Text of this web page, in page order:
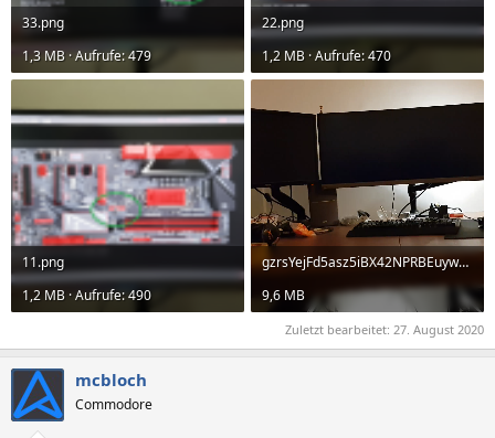
33.png
1,3 MB · Aufrufe: 479
22.png
1,2 MB · Aufrufe: 470
11.png
1,2 MB · Aufrufe: 490
gzrsYejFd5asz5iBX42NPRBEuywvgWKx6ncPv73eJY1g8wWnRi29cxUhKAGfPfzf.mp4
9,6 MB
Zuletzt bearbeitet: 27. August 2020
mcbloch
Commodore